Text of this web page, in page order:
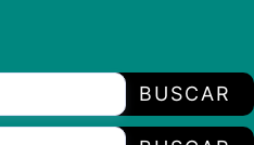
BUSCAR